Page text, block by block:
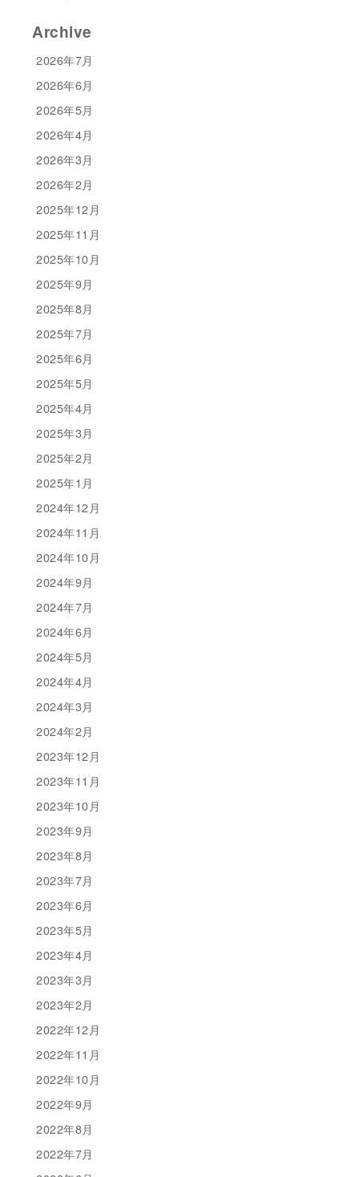
Archive
2026年7月
2026年6月
2026年5月
2026年4月
2026年3月
2026年2月
2025年12月
2025年11月
2025年10月
2025年9月
2025年8月
2025年7月
2025年6月
2025年5月
2025年4月
2025年3月
2025年2月
2025年1月
2024年12月
2024年11月
2024年10月
2024年9月
2024年7月
2024年6月
2024年5月
2024年4月
2024年3月
2024年2月
2023年12月
2023年11月
2023年10月
2023年9月
2023年8月
2023年7月
2023年6月
2023年5月
2023年4月
2023年3月
2023年2月
2022年12月
2022年11月
2022年10月
2022年9月
2022年8月
2022年7月